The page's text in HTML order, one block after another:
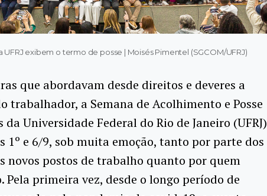
UFRJ exibem o termo de posse | Moisés Pimentel (SGCOM/UFRJ)
que abordavam desde direitos e deveres a
trabalhador, a Semana de Acolhimento e Posse
da Universidade Federal do Rio de Janeiro (UFRJ)
1º e 6/9, sob muita emoção, tanto por parte dos
novos postos de trabalho quanto por quem
Pela primeira vez, desde o longo período de